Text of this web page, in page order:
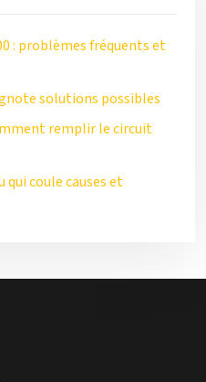
: problèmes fréquents et
solutions possibles
remplir le circuit
qui coule causes et